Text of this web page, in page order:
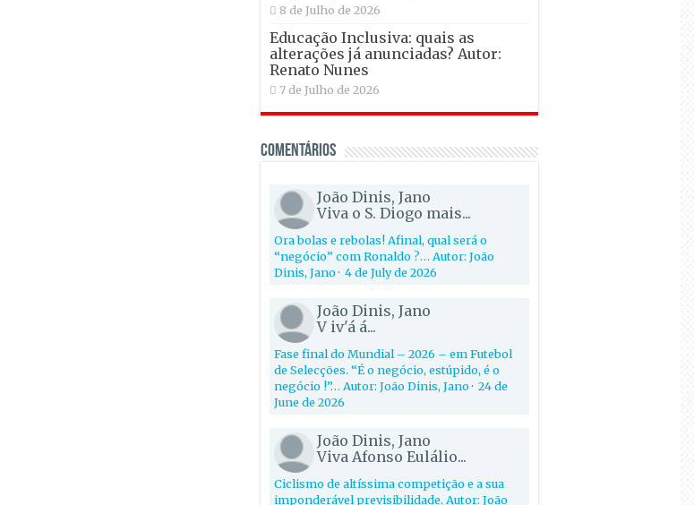
8 de Julho de 2026
Educação Inclusiva: quais as
alterações já anunciadas? Autor:
Renato Nunes
7 de Julho de 2026
Comentários
João Dinis, Jano
Viva o S. Diogo mais...
Ora bolas e rebolas! Afinal, qual será o
“negócio” com Ronaldo ?… Autor: João
Dinis, Jano· 4 de July de 2026
João Dinis, Jano
V iv'á á...
Fase final do Mundial – 2026 – em Futebol
de Selecções. “É o negócio, estúpido, é o
negócio !”… Autor: João Dinis, Jano· 24 de
June de 2026
João Dinis, Jano
Viva Afonso Eulálio...
Ciclismo de altíssima competição e a sua
imponderável previsibilidade. Autor: João